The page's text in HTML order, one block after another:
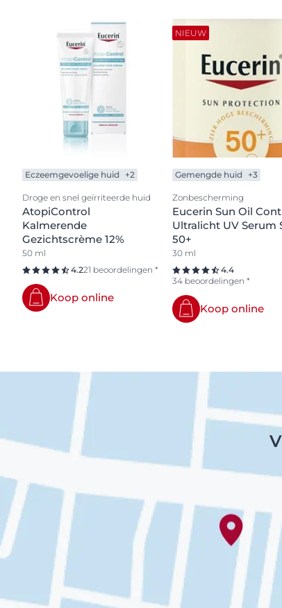
Eczeemgevoelige huid +2
Droge en snel geïrriteerde huid
AtopiControl
Kalmerende
Gezichtscrème 12%
50 ml
4.221 beoordelingen *
Koop online
NIEUW
Gemengde huid +3
Zonbescherming
Eucerin Sun Oil
Ultralicht UV Serum
50+
30 ml
4.4
34 beoordelingen *
Koop online